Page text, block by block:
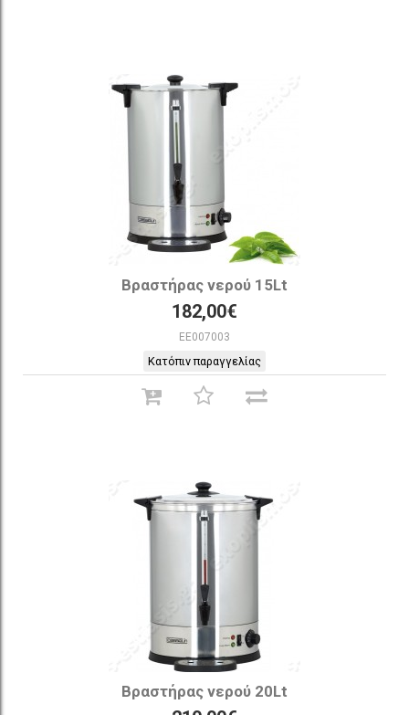
Βραστήρας νερού 15Lt
182,00€
EE007003
Κατόπιν παραγγελίας
Βραστήρας νερού 20Lt